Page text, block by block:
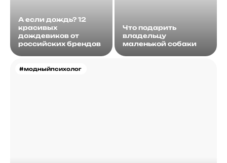
А если дождь? 12
красивых
дождевиков от
российских брендов
#модныйпсихолог
Что подарить
владельцу
маленькой собаки